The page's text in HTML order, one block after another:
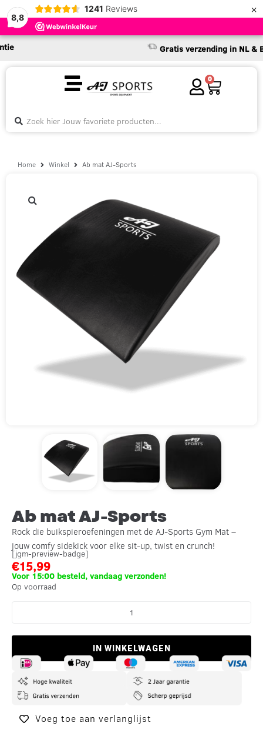
8,8
1241 Reviews ×
Gratis verzending in NL & BE
0
Home Winkel Ab mat AJ-Sports
Ab mat AJ-Sports
Rock die buikspieroefeningen met de AJ-Sports Gym Mat –
jouw comfy sidekick voor elke sit-up, twist en crunch!
[jgm-preview-badge]
€15,99
Voor 15:00 besteld, vandaag verzonden!
Op voorraad
IN WINKELWAGEN
Voeg toe aan verlanglijst